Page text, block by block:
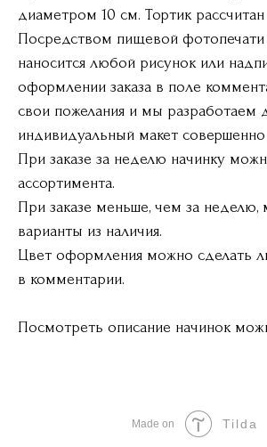
диаметром 10 см. Тортик рассчитан
Посредством пищевой фотопечати
наносится любой рисунок или
оформлении заказа в поле
свои пожелания и мы разработаем
индивидуальный макет совершенно
При заказе за неделю начинку
ассортимента.
При заказе меньше, чем за
варианты из наличия.
Цвет оформления можно сделать
в комментарии.
Посмотреть описание начинок
Made on Tilda